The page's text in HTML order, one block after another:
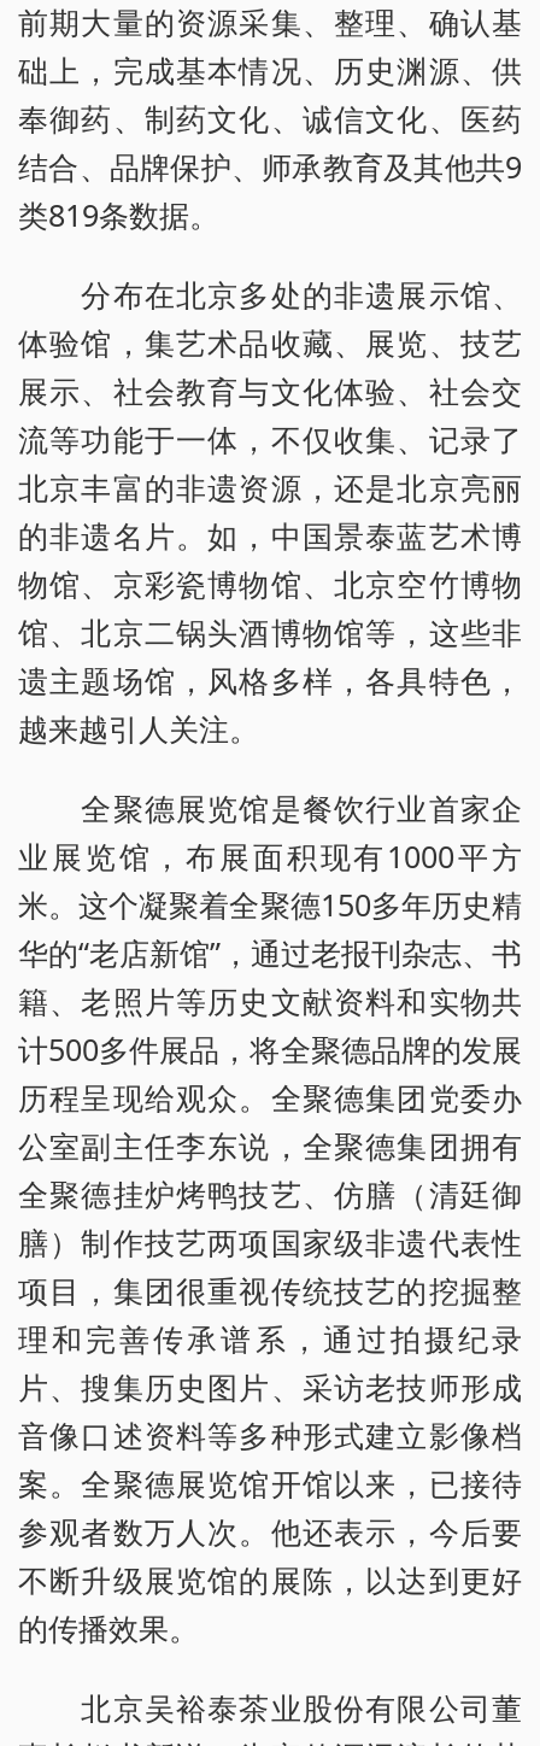
前期大量的资源采集、整理、确认基
础上，完成基本情况、历史渊源、供
奉御药、制药文化、诚信文化、医药
结合、品牌保护、师承教育及其他共9
类819条数据。
分布在北京多处的非遗展示馆、
体验馆，集艺术品收藏、展览、技艺
展示、社会教育与文化体验、社会交
流等功能于一体，不仅收集、记录了
北京丰富的非遗资源，还是北京亮丽
的非遗名片。如，中国景泰蓝艺术博
物馆、京彩瓷博物馆、北京空竹博物
馆、北京二锅头酒博物馆等，这些非
遗主题场馆，风格多样，各具特色，
越来越引人关注。
全聚德展览馆是餐饮行业首家企
业展览馆，布展面积现有1000平方
米。这个凝聚着全聚德150多年历史精
华的“老店新馆”，通过老报刊杂志、书
籍、老照片等历史文献资料和实物共
计500多件展品，将全聚德品牌的发展
历程呈现给观众。全聚德集团党委办
公室副主任李东说，全聚德集团拥有
全聚德挂炉烤鸭技艺、仿膳（清廷御
膳）制作技艺两项国家级非遗代表性
项目，集团很重视传统技艺的挖掘整
理和完善传承谱系，通过拍摄纪录
片、搜集历史图片、采访老技师形成
音像口述资料等多种形式建立影像档
案。全聚德展览馆开馆以来，已接待
参观者数万人次。他还表示，今后要
不断升级展览馆的展陈，以达到更好
的传播效果。
北京吴裕泰茶业股份有限公司董